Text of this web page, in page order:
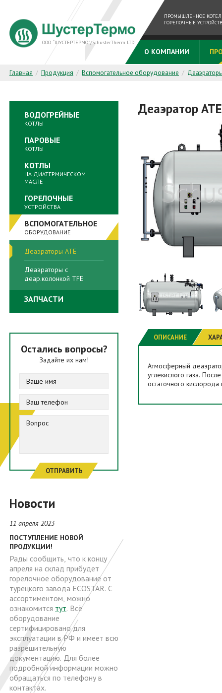
ООО “ШУСТЕРТЕРМО”/SchusterTherm LTD
ПРОМЫШЛЕННОЕ
ГОРЕЛОЧНЫЕ
О КОМПАНИИ
Главная / Продукция / Вспомогательное оборудование /
ВОДОГРЕЙНЫЕ
КОТЛЫ
ПАРОВЫЕ
КОТЛЫ
КОТЛЫ
НА ДИАТЕРМИЧЕСКОМ
МАСЛЕ
ГОРЕЛОЧНЫЕ
УСТРОЙСТВА
ВСПОМОГАТЕЛЬНОЕ
ОБОРУДОВАНИЕ
Деаэраторы ATE
Деаэраторы с
деар.колонкой TFE
ЗАПЧАСТИ
Остались вопросы?
Задайте их нам!
ОТПРАВИТЬ
Новости
11 апреля 2023
ПОСТУПЛЕНИЕ НОВОЙ
ПРОДУКЦИИ!
Рады сообщить, что к концу
апреля на склад прибудет
горелочное оборудование от
турецкого завода ECOSTAR. С
ассортиментом, можно
ознакомится тут. Всё
оборудование
сертифицировано для
эксплуатации в РФ и имеет всю
разрешительную
документацию. Для более
подробной информации можно
обращаться по телефону в
контактах.
Деаэратор
ОПИСАНИЕ
Атмосферный
углекислого газа.
остаточного